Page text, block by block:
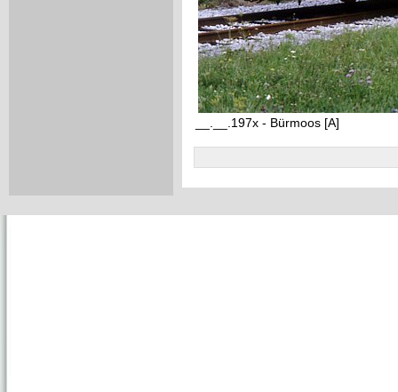
__.__.197x - Bürmoos [A]